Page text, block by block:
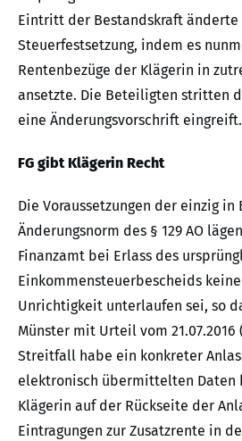
Eintritt der Bestandskraft änderte
Steuerfestsetzung, indem es
Rentenbezüge der Klägerin in
ansetzte. Die Beteiligten stritten
eine Änderungsvorschrift eingreift.
FG gibt Klägerin Recht
Die Voraussetzungen der einzig
Änderungsnorm des § 129 AO
Finanzamt bei Erlass des
Einkommensteuerbescheids
Unrichtigkeit unterlaufen sei, so
Münster mit Urteil vom 21.07.2016
Streitfall habe ein konkreter
elektronisch übermittelten Daten
Klägerin auf der Rückseite der
Eintragungen zur Zusatzrente in